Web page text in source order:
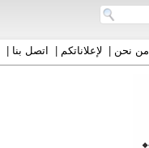
من نحن| لإعلاناتكم| اتصل بنا|